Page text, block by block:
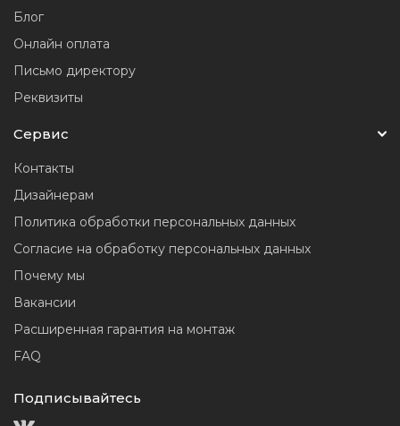
Блог
Онлайн оплата
Письмо директору
Реквизиты
Сервис
Контакты
Дизайнерам
Политика обработки персональных данных
Согласие на обработку персональных данных
Почему мы
Вакансии
Расширенная гарантия на монтаж
FAQ
Подписывайтесь